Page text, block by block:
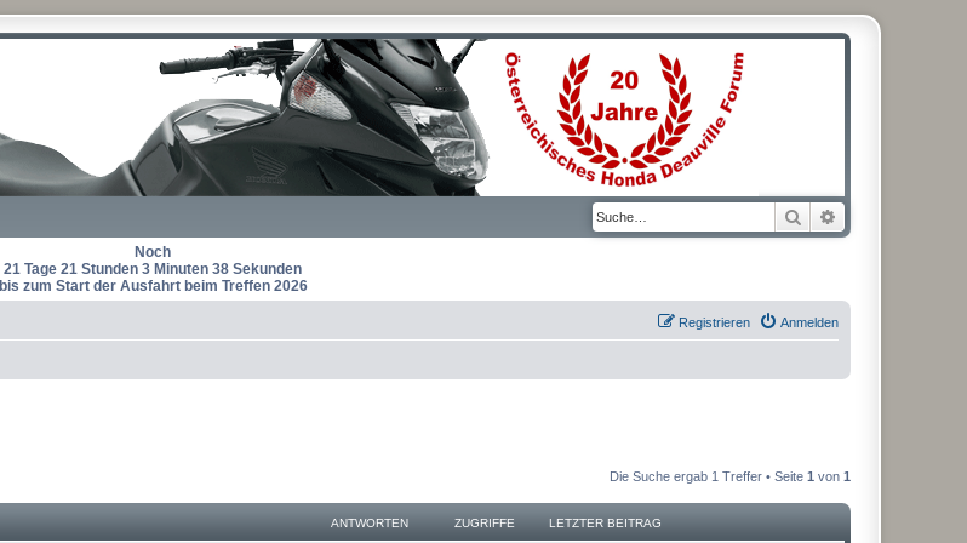
Suche
Noch
21 Tage 21 Stunden 3 Minuten 38 Sekunden
bis zum Start der Ausfahrt beim Treffen 2026
Anmelden
Registrieren
Die Suche ergab 1 Treffer • Seite 1 von 1
ANTWORTEN ZUGRIFFE LETZTER BEITRAG